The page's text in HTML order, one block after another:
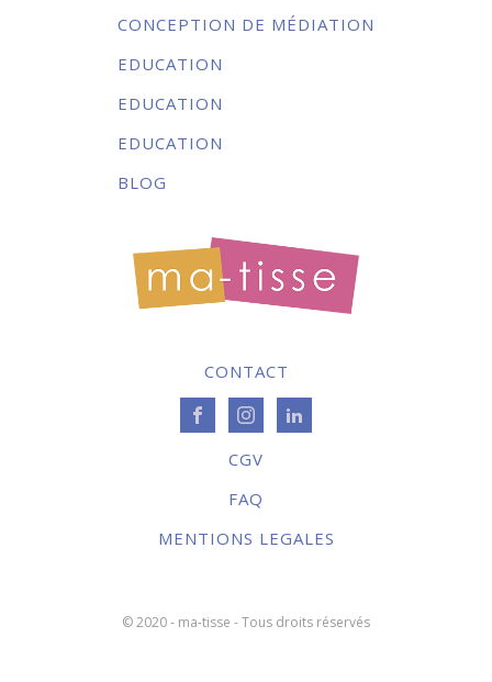
CONCEPTION DE MÉDIATION
EDUCATION
EDUCATION
EDUCATION
BLOG
CONTACT
CGV
FAQ
MENTIONS LEGALES
© 2020 - ma-tisse - Tous droits réservés